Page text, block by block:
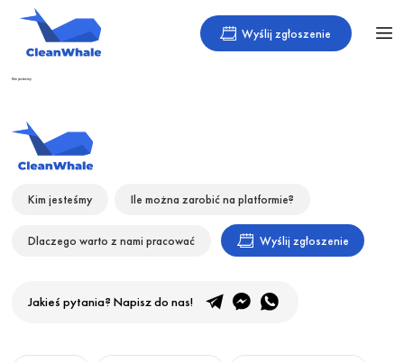
Wyślij zgłoszenie
Kim jesteśmy
Kim jesteśmy Ile można zarobić na platformie?
Dlaczego warto z nami pracować Wyślij zgłoszenie
Jakieś pytania? Napisz do nas!